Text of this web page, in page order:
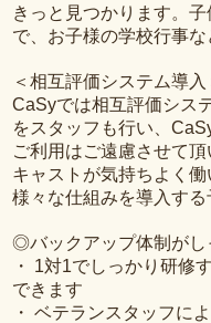
きっと見つかります。
で、お子様の学校行事な
＜相互評価システム導入
CaSyでは相互評価シス
をスタッフも行い、
ご利用はご遠慮させて頂
キャストが気持ちよく
様々な仕組みを導入する
◎バックアップ体制が
・ 1対1でしっかり研修
できます
・ ベテランスタッフに